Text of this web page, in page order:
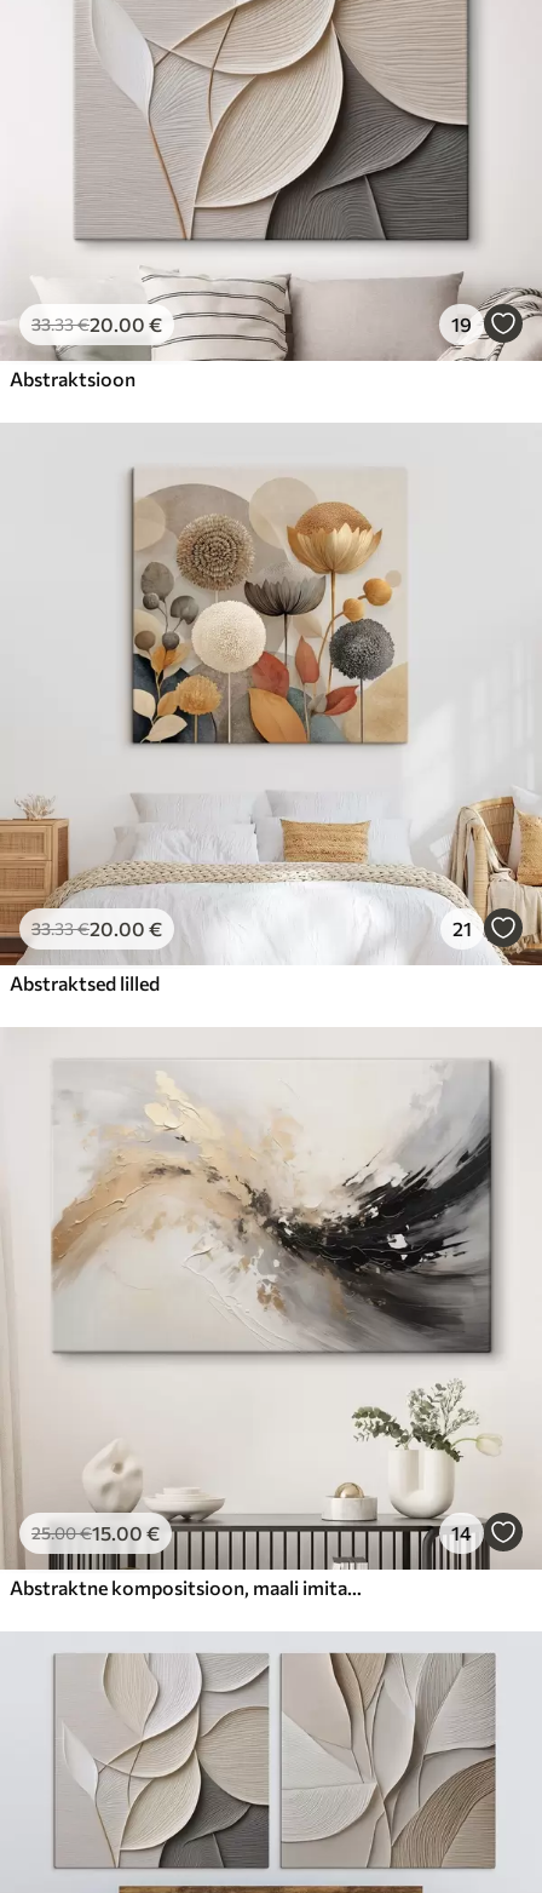
33.33€20.00 € 19
Abstraktsioon
33.33€20.00 € 21
Abstraktsed lilled
25.00€15.00 € 14
Abstraktne kompositsioon, maali imitatsioon